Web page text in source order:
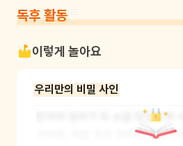
독후 활동
이렇게 놀아요
우리만의 비밀 사인
민아와 엄마가 두 손을 맞잡으며
것처럼, 책을 읽은 우리도 서로만